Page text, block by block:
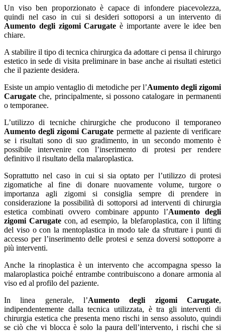
Un viso ben proporzionato è capace di infondere piacevolezza,
quindi nel caso in cui si desideri sottoporsi a un intervento di
Aumento degli zigomi Carugate è importante avere le idee ben
chiare.
A stabilire il tipo di tecnica chirurgica da adottare ci pensa il chirurgo
estetico in sede di visita preliminare in base anche ai risultati estetici
che il paziente desidera.
Esiste un ampio ventaglio di metodiche per l’Aumento degli zigomi
Carugate che, principalmente, si possono catalogare in permanenti
o temporanee.
L’utilizzo di tecniche chirurgiche che producono il temporaneo
Aumento degli zigomi Carugate permette al paziente di verificare
se i risultati sono di suo gradimento, in un secondo momento è
possibile intervenire con l’inserimento di protesi per rendere
definitivo il risultato della malaroplastica.
Soprattutto nel caso in cui si sia optato per l’utilizzo di protesi
zigomatiche al fine di donare nuovamente volume, turgore o
importanza agli zigomi si consiglia sempre di prendere in
considerazione la possibilità di sottoporsi ad interventi di chirurgia
estetica combinati ovvero combinare appunto l’Aumento degli
zigomi Carugatecon, ad esempio, la blefaroplastica, con il lifting
del viso o con la mentoplastica in modo tale da sfruttare i punti di
accesso per l’inserimento delle protesi e senza doversi sottoporre a
più interventi.
Anche la rinoplastica è un intervento che accompagna spesso la
malaroplastica poiché entrambe contribuiscono a donare armonia al
viso ed al profilo del paziente.
In linea generale, l’Aumento degli zigomi Carugate,
indipendentemente dalla tecnica utilizzata, è tra gli interventi di
chirurgia estetica che presenta meno rischi in senso assoluto, quindi
se ciò che vi blocca è solo la paura dell’intervento, i rischi che si